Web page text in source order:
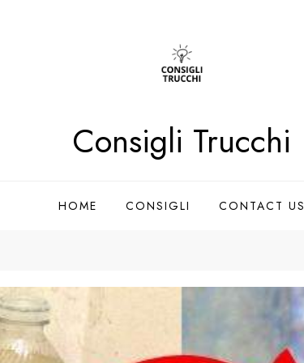
Consigli Trucchi
HOME CONSIGLI CONTACT US